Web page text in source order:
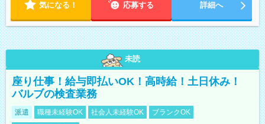
気になる！ 応募する 詳細へ
未読
座り仕事！給与即払いOK！高時給！土日休み！
バルブの検査業務
派遣 職種未経験OK 社会人未経験OK
ブランクOK